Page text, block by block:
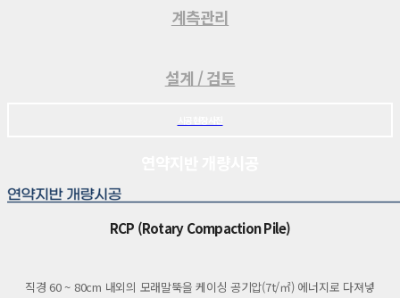
계측관리
설계 / 검토
RCP (Rotary Compaction Pile)
직경 60 ~ 80cm 내외의 모래말뚝을 케이싱 공기압(7t/㎡) 에너지로 다져넣